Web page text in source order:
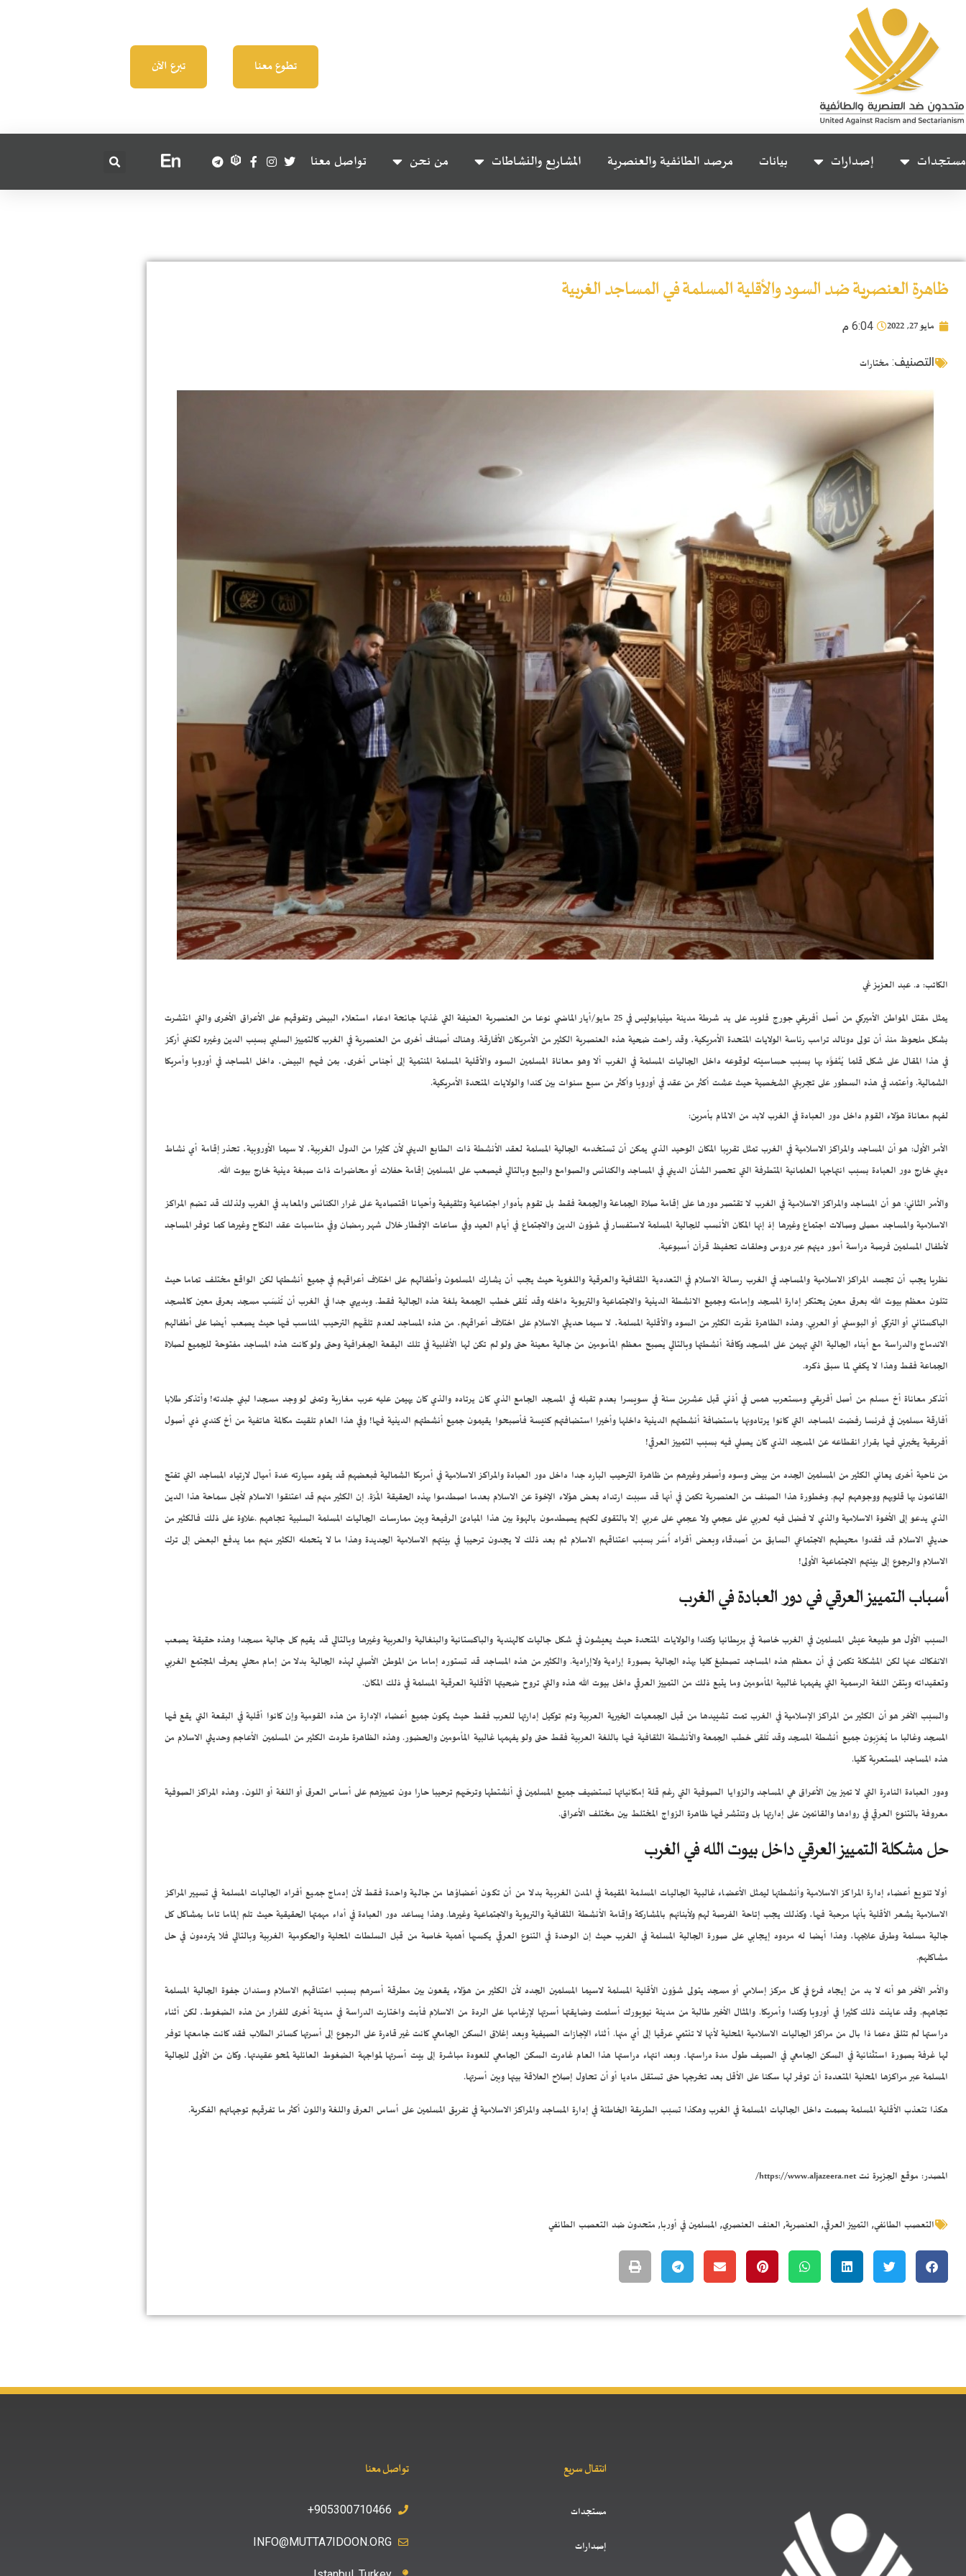
تطوع معنا تبرع الآن
مستجدات إصدارات بيانات مرصد الطائفية والعنصرية المشاريع والنشاطات من نحن تواصل معنا
ظاهرة العنصرية ضد السود والأقلية المسلمة في المساجد الغربية
مايو 27, 2022 6:04 م
التصنيف: مختارات
الكاتب: د. عبد العزيز غي
يمثل مقتل المواطن الأميركي من أصل أفريقي جورج فلويد على يد شرطة مدينة مينيابوليس في 25 مايو/أيار الماضي نوعا من العنصرية العنيفة التي غذتها جائحة ادعاء استعلاء البيض وتفوقهم على الأعراق الأخرى والتي انتشرت
بشكل ملحوظ منذ أن تولى دونالد ترامب رئاسة الولايات المتحدة الأمريكية، وقد راحت ضحية هذه العنصرية الكثير من الأمريكان الأفارقة. وهناك أصناف أخرى من العنصرية في الغرب كالتمييز السلبي بسبب الدين وغيره لكنني أركز
في هذا المقال على شكل قلما يُتَفوَّه بها بسبب حساسيته لوقوعه داخل الجاليات المسلمة في الغرب ألا وهو معاناة المسلمين السود والأقلية المسلمة المنتمية إلى أجناس أخرى، بمن فيهم البيض، داخل المساجد في أوروبا وأمريكا
الشمالية. وأعتمد في هذه السطور على تجربتي الشخصية حيث عشت أكثر من عقد في أوروبا وأكثر من سبع سنوات بين كندا والولايات المتحدة الأمريكية.
لفهم معاناة هؤلاء القوم داخل دور العبادة في الغرب لابد من الالمام بأمرين:
الأمر الأول: هو أن المساجد والمراكز الاسلامية في الغرب تمثل تقريبا المكان الوحيد الذي يمكن أن تستخدمه الجالية المسلمة لعقد الأنشطة ذات الطابع الديني لأن كثيرا من الدول الغربية، لا سيما الأوروبية، تحذر إقامة أي نشاط
ديني خارج دور العبادة بسبب انتهاجها العلمانية المتطرفة التي تحصر الشأن الديني في المساجد والكنائس والصوامع والبيع وبالتالي فيصعب على المسلمين إقامة حفلات أو محاضرات ذات صبغة دينية خارج بيوت الله.
والأمر الثاني: هو أن المساجد والمراكز الاسلامية في الغرب لا تقتصر دورها على إقامة صلاة الجماعة والجمعة فقط بل تقوم بأدوار اجتماعية وتثقيفية وأحيانا اقتصادية على غرار الكنائس والمعابد في الغرب ولذلك قد تضم المراكز
الاسلامية والمساجد مصلى وصالات اجتماع وغيرها إذ إنها المكان الأنسب للجالية المسلمة لاستفسار في شؤون الدين والاجتماع في أيام العيد وفي ساعات الإفطار خلال شهر رمضان وفي مناسبات عقد النكاح وغيرها كما توفر المساجد
لأطفال المسلمين فرصة دراسة أمور دينهم عبر دروس وحلقات تحفيظ قرآن أسبوعية.
نظريا يجب أن تجسد المراكز الاسلامية والمساجد في الغرب رسالة الاسلام في التعددية الثقافية والعرقية واللغوية حيث يجب أن يشارك المسلمون وأطفالهم على اختلاف أعراقهم في جميع أنشطتها لكن الواقع مختلف تماما حيث
تتلون معظم بيوت الله بعرق معين يحتكر إدارة المسجد وإمامته وجميع الانشطة الدينية والاجتماعية والتربوية داخله وقد تُلقى خطب الجمعة بلغة هذه الجالية فقط. وبديهي جدا في الغرب أن تُنسَب مسجد بعرق معين كالمسجد
الباكستاني أو التركي أو البوسني أو العربي. وهذه الظاهرة نفّرت الكثير من السود والأقلية المسلمة، لا سيما حديثي الاسلام على اختلاف أعراقهم، من هذه المساجد لعدم تلقّيهم الترحيب المناسب فيها حيث يصعب أيضا على أطفالهم
الاندماج والدراسة مع أبناء الجالية التي تهيمن على المسجد وكافة أنشطتها وبالتالي يصبح معظم المأمومين من جالية معينة حتى ولو لم تكن لها الأغلبية في تلك البقعة الجغرافية وحتى ولو كانت هذه المساجد مفتوحة للجميع لصلاة
الجماعة فقط وهذا لا يكفي لما سبق ذكره.
أتذكر معاناة أخ مسلم من أصل أفريقي ومستعرب همس في أذني قبل عشرين سنة في سويسرا بعدم تقبله في المسجد الجامع الذي كان يرتاده والذي كان يهيمن عليه عرب مغاربة وتمنى لو وجد مسجدا لبني جلدته! وأتذكر طلابا
أفارقة مسلمين في فرنسا رفضت المساجد التي كانوا يرتادونها باستضافة أنشطتهم الدينية داخلها وأخيرا استضافتهم كنيسة فأصبحوا يقيمون جميع أنشطتهم الدينية فيها! وفي هذا العام تلقيت مكالمة هاتفية من أخ كندي ذي أصول
أفريقية يخبرني فيها بقرار انقطاعه عن المسجد الذي كان يصلي فيه بسبب التمييز العرقي!
من ناحية أخرى يعاني الكثير من المسلمين الجدد من بيض وسود وأصفر وغيرهم من ظاهرة الترحيب البارد جدا داخل دور العبادة والمراكز الاسلامية في أمريكا الشمالية فبعضهم قد يقود سيارته عدة أميال لارتياد المساجد التي تفتح
القائمون بها قلوبهم ووجوههم لهم. وخطورة هذا الصنف من العنصرية تكمن في أنها قد سببت ارتداد بعض هؤلاء الإخوة عن الاسلام بعدما اصطدموا بهذه الحقيقة المُرّة. إن الكثير منهم قد اعتنقوا الاسلام لأجل سماحة هذا الدين
الذي يدعو إلى الأخوة الاسلامية والذي لا فضل فيه لعربي على عجمي ولا عجمي على عربي إلا بالتقوى لكنهم يصطدمون بالهوة بين هذا المبادئ الرفيعة وبين ممارسات الجاليات المسلمة السلبية تجاههم .علاوة على ذلك فالكثير من
حديثي الاسلام قد فقدوا محيطهم الاجتماعي السابق من أصدقاء وبعض أفراد أُسَر بسبب اعتناقهم الاسلام ثم بعد ذلك لا يجدون ترحيبا في بيئتهم الاسلامية الجديدة وهذا ما لا يتحمله الكثير منهم مما يدفع البعض إلى ترك
الاسلام والرجوع إلى بيئتهم الاجتماعية الأولى!
أسباب التمييز العرقي في دور العبادة في الغرب
السبب الأول هو طبيعة عيش المسلمين في الغرب خاصة في بريطانيا وكندا والولايات المتحدة حيث يعيشون في شكل جاليات كالهندية والباكستانية والبنغالية والعربية وغيرها وبالتالي قد يقيم كل جالية مسجدا وهذه حقيقة يصعب
الانفكاك عنها لكن المشكلة تكمن في أن معظم هذه المساجد تصطبغ كليا بهذه الجالية بصورة إرادية ولاإرادية. والكثير من هذه المساجد قد تستورد إماما من الموطن الأصلي لهذه الجالية بدلا من إمام محلي يعرف المجتمع الغربي
وتعقيداته ويتقن اللغة الرسمية التي يفهمها غالبية المأمومين وما يتبع ذلك من التمييز العرقي داخل بيوت الله هذه والتي تروح ضحيتها الأقلية العرقية المسلمة في ذلك المكان.
والسبب الآخر هو أن الكثير من المراكز الإسلامية في الغرب تمت تشييدها من قبل الجمعيات الخيرية العربية وتم توكيل إدارتها للعرب فقط حيث يكون جميع أعضاء الإدارة من هذه القومية وإن كانوا أقلية في البقعة التي يقع فيها
المسجد وغالبا ما يُعَرِّبون جميع أنشطة المسجد وقد تُلقى خطب الجمعة والأنشطة الثقافية فيها باللغة العربية فقط حتى ولو يفهمها غالبية المأمومين والحضور. وهذه الظاهرة طردت الكثير من المسلمين الأعاجم وحديثي الاسلام من
هذه المساجد المستعربة كليا.
ودور العبادة النادرة التي لا تميز بين الأعراق هي المساجد والزوايا الصوفية التي رغم قلة إمكانياتها تستضيف جميع المسلمين في أنشتطها وترحّبهم ترحيبا حارا دون تمييزهم على أساس العرق أو اللغة أو اللون، وهذه المراكز الصوفية
معروفة بالتنوع العرقي في روادها والقائمين على إدارتها بل وتنتشر فيها ظاهرة الزواج المختلط بين مختلف الأعراق.
حل مشكلة التمييز العرقي داخل بيوت الله في الغرب
أولا تنويع أعضاء إدارة المراكز الاسلامية وأنشطتها ليمثل الأعضاء غالبية الجاليات المسلمة المقيمة في المدن الغربية بدلا من أن تكون أعضاؤها من جالية واحدة فقط لأن إدماج جميع أفراد الجاليات المسلمة في تسيير المراكز
الاسلامية يشعر الأقلية بأنها مرحبة فيها، وكذلك يجب إتاحة الفرصة لهم ولأبنائهم بالمشاركة وإقامة الأنشطة الثقافية والتربوية والاجتماعية وغيرها. وهذا يساعد دور العبادة في أداء مهمتها الحقيقية حيث تلم إلماما تاما بمشاكل كل
جالية مسلمة وطرق علاجها، وهذا أيضا له مردود إيجابي على صورة الجالية المسلمة في الغرب حيث إن الوحدة في التنوع العرقي يكسبها أهمية خاصة من قبل السلطات المحلية والحكومية الغربية وبالتالي فلا يترددون في حل
مشاكلهم.
والأمر الآخر هو أنه لا بد من إيجاد فرع في كل مركز إسلامي أو مسجد يتولى شؤون الأقلية المسلمة لاسيما المسلمين الجدد لأن الكثير من هؤلاء يقعون بين مطرقة أسرهم بسبب اعتناقهم الاسلام وسندان جفوة الجالية المسلمة
تجاههم. وقد عاينت ذلك كثيرا في أوروبا وكندا وأمريكا. والمثال الأخير طالبة من مدينة نيويورك أسلمت وضايقتها أسرتها لإرغامها على الردة من الاسلام فأبت واختارت الدراسة في مدينة أخرى للفرار من هذه الضغوط، لكن أثناء
دراستها لم تتلق دعما ذا بال من مراكز الجاليات الاسلامية المحلية لأنها لا تنتمي عرقيا إلى أي منها. أثناء الإجازات الصيفية وبعد إغلاق السكن الجامعي كانت غير قادرة على الرجوع إلى أسرتها كسائر الطلاب فقد كانت جامعتها توفر
لها غرفة بصورة استثنائية في السكن الجامعي في الصيف طول مدة دراستها، وبعد انتهاء دراستها هذا العام غادرت السكن الجامعي للعودة مباشرة إلى بيت أسرتها لمواجهة الضغوط العائلية لمحو عقيدتها، وكان من الأولى للجالية
المسلمة عبر مراكزها المحلية المتعددة أن توفر لها سكنا على الأقل بعد تخرجها حتى تستقل ماديا أو أن تحاول إصلاح العلاقة بينها وبين أسرتها.
هكذا تتعذب الأقلية المسلمة بصمت داخل الجاليات المسلمة في الغرب وهكذا تسبب الطريقة الخاطئة في إدارة المساجد والمراكز الاسلامية في تفريق المسلمين على أساس العرق واللغة واللون أكثر ما تفرقهم توجهاتهم الفكرية.
المصدر: موقع الجزيرة نتhttps://www.aljazeera.net/
التعصب الطائفي, التمييز العرقي, العنصرية, العنف العنصري, المسلمين في أوربا, متحدون ضد التعصب الطائفي
انتقال سريع
مستجدات
إصدارات
تواصل معنا
905300710466+
INFO@MUTTA7IDOON.ORG